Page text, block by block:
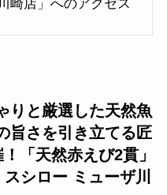
崎店」へのアクセス
りと厳選した天然魚
旨さを引き立てる匠
「天然赤えび2貫」
シロー ミューザ川